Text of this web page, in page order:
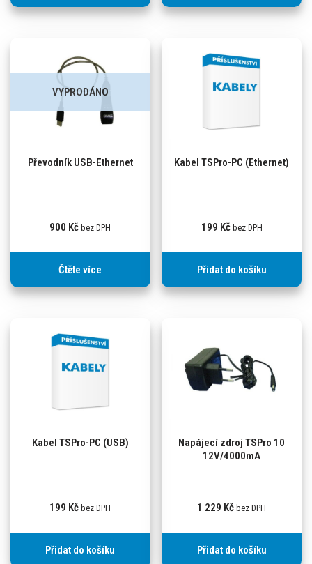
VYPRODÁNO
Převodník USB-Ethernet
900 Kč bez DPH
Čtěte více
Kabel TSPro-PC (Ethernet)
199 Kč bez DPH
Přidat do košíku
Kabel TSPro-PC (USB)
199 Kč bez DPH
Přidat do košíku
Napájecí zdroj TSPro 10
12V/4000mA
1 229 Kč bez DPH
Přidat do košíku